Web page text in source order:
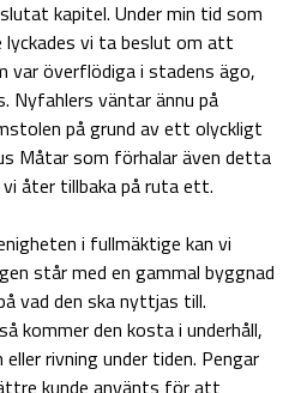
kapitel. Under min tid som
vi ta beslut om att
överflödiga i stadens ägo,
Nyfahlers väntar ännu på
på grund av ett olyckligt
Måtar som förhalar även detta
åter tillbaka på ruta ett.
i fullmäktige kan vi
står med en gammal byggnad
vad den ska nyttjas till.
kommer den kosta i underhåll,
rivning under tiden. Pengar
kunde använts för att